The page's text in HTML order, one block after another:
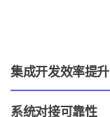
集成开发效率提升
系统对接可靠性